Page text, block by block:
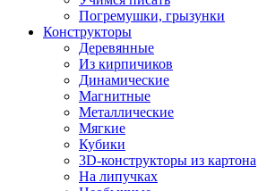
Погремушки, грызунки
Конструкторы
Деревянные
Из кирпичиков
Динамические
Магнитные
Металлические
Мягкие
Кубики
3D-конструкторы из картона
На липучках